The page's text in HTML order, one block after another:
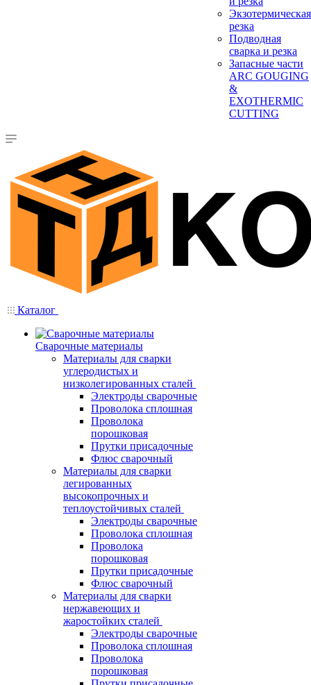
Экзотермическая
резка
Подводная
сварка и резка
Запасные части
ARC GOUGING
&
EXOTHERMIC
CUTTING
Каталог
Сварочные материалы
Материалы для сварки
углеродистых и
низколегированных сталей
Электроды сварочные
Проволока сплошная
Проволока
порошковая
Прутки присадочные
Флюс сварочный
Материалы для сварки
легированных
высокопрочных и
теплоустойчивых сталей
Электроды сварочные
Проволока сплошная
Проволока
порошковая
Прутки присадочные
Флюс сварочный
Материалы для сварки
нержавеющих и
жаростойких сталей
Электроды сварочные
Проволока сплошная
Проволока
порошковая